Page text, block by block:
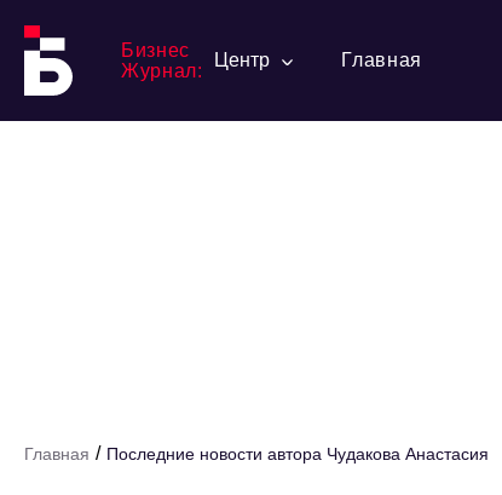
Бизнес
Журнал:
Центр Главная
Главная / Последние новости автора Чудакова Анастасия